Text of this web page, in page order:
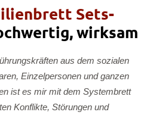
Sets-
wirksam
aus dem sozialen
Einzelpersonen und ganzen
ist es mir mit dem Systembrett
Konflikte, Störungen und